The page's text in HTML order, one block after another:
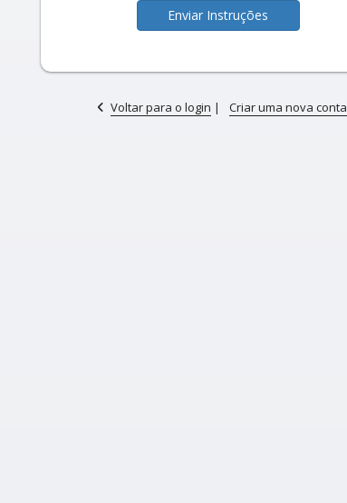
Enviar Instruções
Voltar para o login | Criar uma nova conta